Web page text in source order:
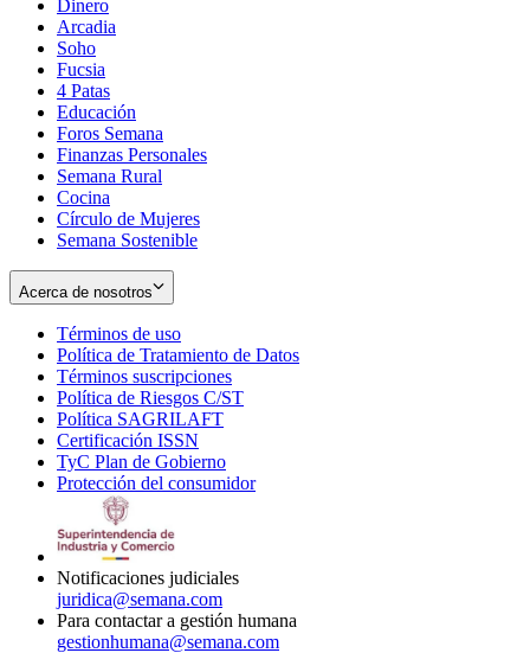
Dinero
Arcadia
Soho
in
new
window
Fucsia
in
new
window
4 Patas
Educación
Foros Semana
Finanzas Personales
Semana Rural
Cocina
Círculo de Mujeres
Semana Sostenible
Acerca de nosotros
Términos de uso
in
new
window
Política de Tratamiento de Datos
Términos suscripciones
in
Política de Riesgos C/ST
Política SAGRILAFT
new
window
Certificación ISSN
in
new
TyC Plan de Gobierno
in
Protección del consumidorOpens
Notificaciones judiciales
juridica@semana.com
Para contactar a gestión humana
gestionhumana@semana.com